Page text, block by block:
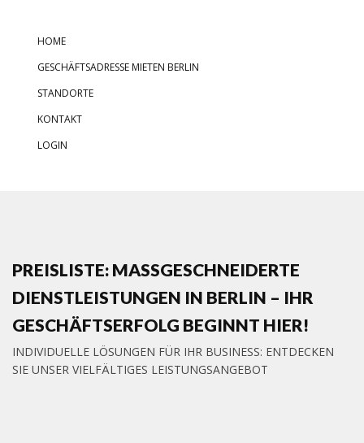
HOME
GESCHÄFTSADRESSE MIETEN BERLIN
STANDORTE
KONTAKT
LOGIN
PREISLISTE: MASSGESCHNEIDERTE D
IENSTLEISTUNGEN IN BERLIN – IHR G
ESCHÄFTSERFOLG BEGINNT HIER!
INDIVIDUELLE LÖSUNGEN FÜR IHR BUSINESS: ENTDECKEN
SIE UNSER VIELFÄLTIGES LEISTUNGSANGEBOT